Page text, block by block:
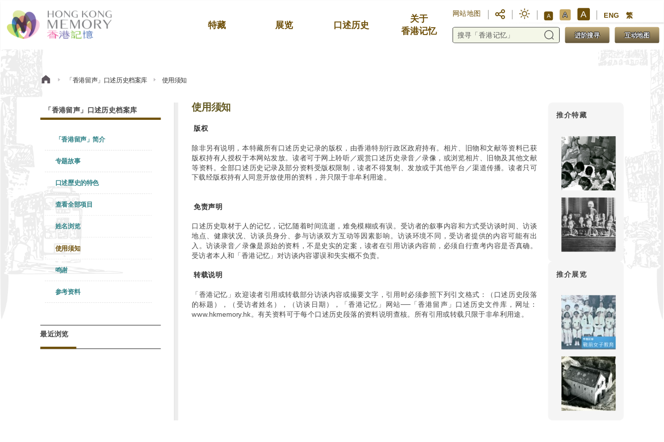
特藏 展览 口述历史
关于
香港记忆
网站地图 A A A ENG 繁
进阶搜寻 互动地图
「香港留声」口述历史档案库 使用须知
「香港留声」口述历史档案库
「香港留声」简介
专题故事
口述歷史的特色
查看全部项目
姓名浏览
使用须知
鸣谢
参考资料
最近浏览
使用须知
版权
除非另有说明，本特藏所有口述历史记录的版权，由香港特别行政区政府持有。相片、旧物和文献等资料已获
版权持有人授权于本网站发放。读者可于网上聆听／观赏口述历史录音／录像，或浏览相片、旧物及其他文献
等资料。全部口述历史记录及部分资料受版权限制，读者不得复制、发放或于其他平台／渠道传播。读者只可
下载经版权持有人同意开放使用的资料，并只限于非牟利用途。
免责声明
口述历史取材于人的记忆，记忆随着时间流逝，难免模糊或有误。受访者的叙事内容和方式受访谈时间、访谈
地点、健康状况、访谈员身分、参与访谈双方互动等因素影响。访谈环境不同，受访者提供的内容可能有出
入。访谈录音／录像是原始的资料，不是史实的定案，读者在引用访谈内容前，必须自行查考内容是否真确。
受访者本人和「香港记忆」对访谈内容谬误和失实概不负责。
转载说明
「香港记忆」欢迎读者引用或转载部分访谈内容或撮要文字，引用时必须参照下列引文格式：（口述历史段落
的标题），（受访者姓名），（访谈日期），「香港记忆」网站──「香港留声」口述历史文件库，网址：
www.hkmemory.hk。有关资料可于每个口述历史段落的资料说明查核。所有引用或转载只限于非牟利用途。
推介特藏
推介展览